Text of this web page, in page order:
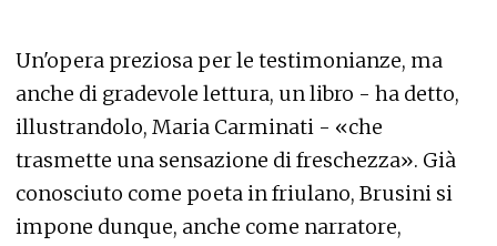
Un'opera preziosa per le testimonianze, ma
anche di gradevole lettura, un libro - ha detto,
illustrandolo, Maria Carminati - «che
trasmette una sensazione di freschezza». Già
conosciuto come poeta in friulano, Brusini si
impone dunque, anche come narratore,